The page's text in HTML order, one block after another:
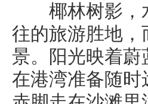
椰林树影，水
往的旅游胜地
景。阳光映着
在港湾准备随